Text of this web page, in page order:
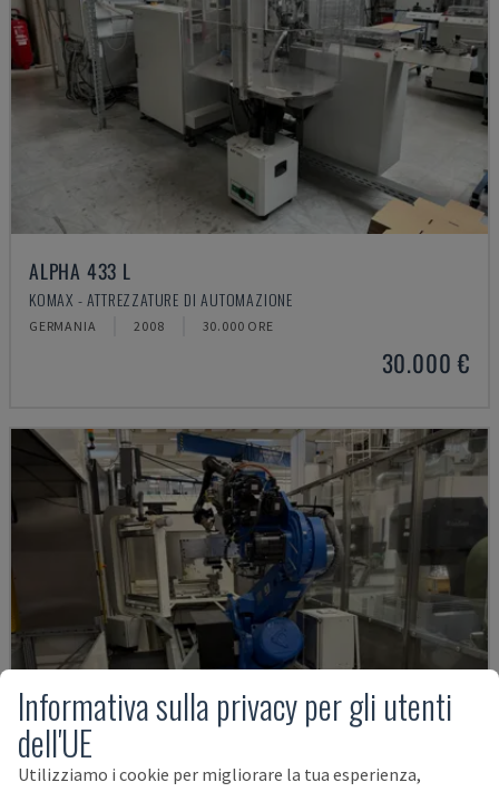
ALPHA 433 L
KOMAX - ATTREZZATURE DI AUTOMAZIONE
GERMANIA 2008 30.000 ORE
30.000 €
Informativa sulla privacy per gli utenti
dell'UE
Utilizziamo i cookie per migliorare la tua esperienza,